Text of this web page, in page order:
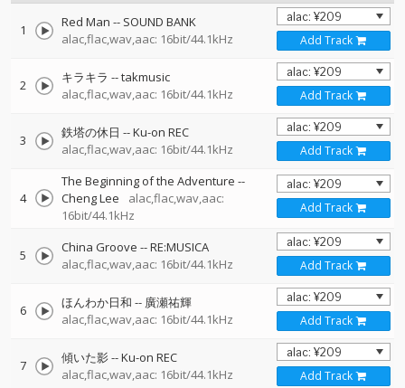
1 Red Man -- SOUND BANK
alac,flac,wav,aac: 16bit/44.1kHz
Add Track
2 キラキラ --takmusic
alac,flac,wav,aac: 16bit/44.1kHz
Add Track
3 鉄塔の休日 --Ku-on REC
alac,flac,wav,aac: 16bit/44.1kHz
Add Track
4
The Beginning of the Adventure --
Cheng Lee
alac,flac,wav,aac:
16bit/44.1kHz
Add Track
5 China Groove --RE:MUSICA
alac,flac,wav,aac: 16bit/44.1kHz
Add Track
6 ほんわか日和 -- 廣瀬祐輝
alac,flac,wav,aac: 16bit/44.1kHz
Add Track
7 傾いた影 --Ku-on REC
alac,flac,wav,aac: 16bit/44.1kHz
Add Track